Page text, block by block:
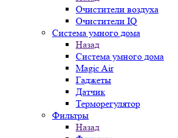
Очистители воздуха
Очистители IQ
Система умного дома
Назад
Система умного дома
Magic Air
Гаджеты
Датчик
Терморегулятор
Фильтры
Назад